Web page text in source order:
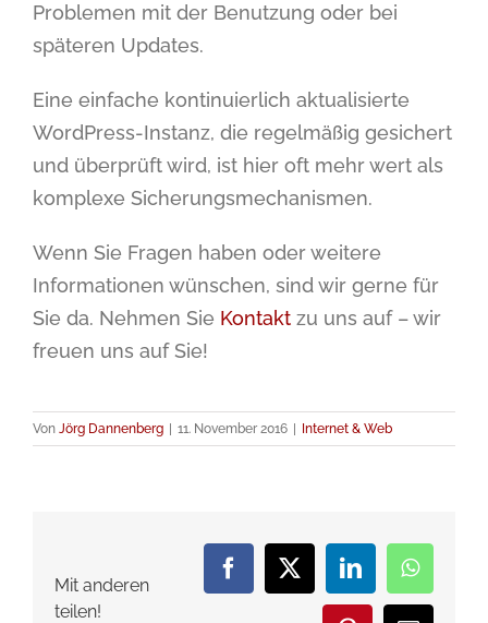
Problemen mit der Benutzung oder bei
späteren Updates.
Eine einfache kontinuierlich aktualisierte
WordPress-Instanz, die regelmäßig gesichert
und überprüft wird, ist hier oft mehr wert als
komplexe Sicherungsmechanismen.
Wenn Sie Fragen haben oder weitere
Informationen wünschen, sind wir gerne für
Sie da. Nehmen Sie Kontakt zu uns auf – wir
freuen uns auf Sie!
Von Jörg Dannenberg 11. November 2016 Internet & Web
Mit anderen
teilen!
Facebook
X LinkedIn